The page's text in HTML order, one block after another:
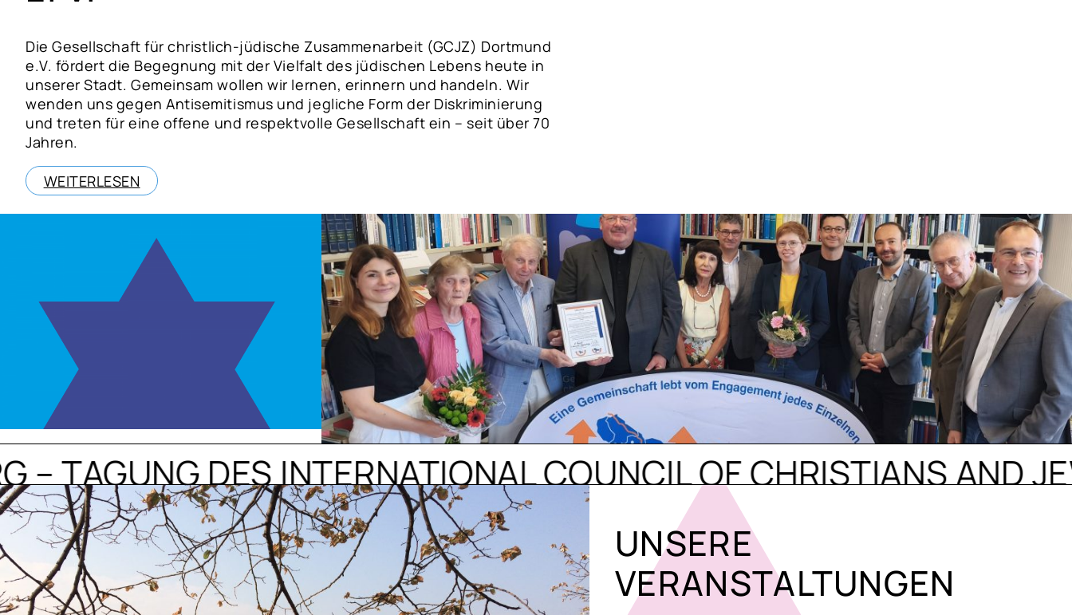
Die Gesellschaft für christlich-jüdische Zusammenarbeit (GCJZ) Dortmund
e.V. fördert die Begegnung mit der Vielfalt des jüdischen Lebens heute in
unserer Stadt. Gemeinsam wollen wir lernen, erinnern und handeln. Wir
wenden uns gegen Antisemitismus und jegliche Form der Diskriminierung
und treten für eine offene und respektvolle Gesellschaft ein – seit über 70
Jahren.
WEITERLESEN
DES INTERNATIONAL COUNCIL OF CHRISTIANS AND
UNSERE
VERANSTALTUNGEN